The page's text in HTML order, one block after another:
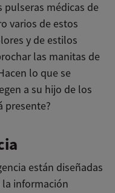
pulseras médicas de
varios de estos
y de estilos
las manitas de
lo que se
a su hijo de los
presente?
están diseñadas
la información